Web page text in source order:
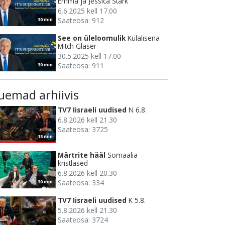
30 min
6.6.2025 kell 17.00
Saateosa: 912
30 min
See on üleloomulik Külalisena
Mitch Glaser
30.5.2025 kell 17.00
Saateosa: 911
arhiivis
15 min
TV7 Iisraeli uudised N 6.8.
6.8.2026 kell 21.30
Saateosa: 3725
30 min
Märtrite hääl Somaalia
kristlased
6.8.2026 kell 20.30
Saateosa: 334
TV7 Iisraeli uudised K 5.8.
5.8.2026 kell 21.30
Saateosa: 3724